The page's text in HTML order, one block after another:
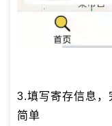
3.填写寄存信息，
简单